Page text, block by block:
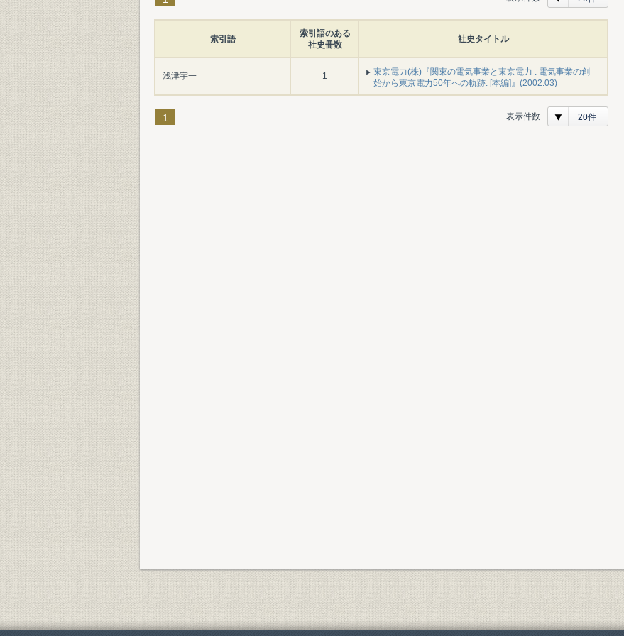
索引語
索引語のある
社史冊数
社史タイトル
浅津宇一 1
東京電力(株)『関東の電気事業と東京電力 : 電気事業の創
始から東京電力50年への軌跡. [本編]』(2002.03)
1 表示件数 20件